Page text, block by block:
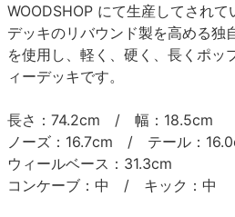
WOODSHOP にて生産してされて
デッキのリバウンド製を高める独
を使用し、軽く、硬く、長くポッ
ィーデッキです。
長さ：74.2cm / 幅：18.5cm
ノーズ：16.7cm / テール：
ウィールベース：31.3cm
コンケーブ：中 / キック：中